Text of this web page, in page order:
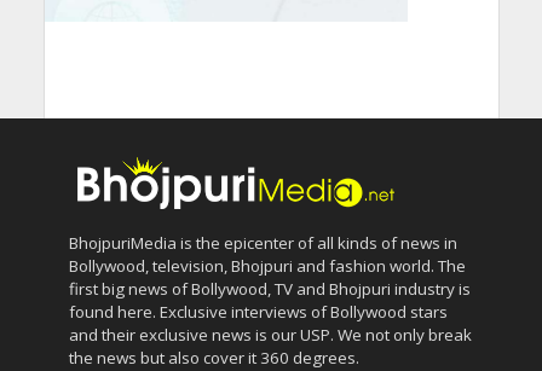
BhojpuriMedia is the epicenter of all kinds of news in
Bollywood, television, Bhojpuri and fashion world. The
first big news of Bollywood, TV and Bhojpuri industry is
found here. Exclusive interviews of Bollywood stars
and their exclusive news is our USP. We not only break
the news but also cover it 360 degrees.